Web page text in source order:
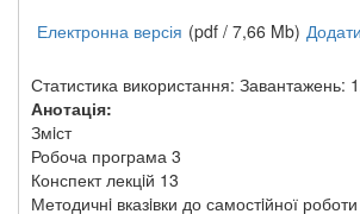
Електронна версія (pdf / 7,66 Mb)
Статистика використання: Завантажень:
Анотація:
Змiст
Робоча програма 3
Конспект лекцiй 13
Методичнi вказiвки до самостiйної